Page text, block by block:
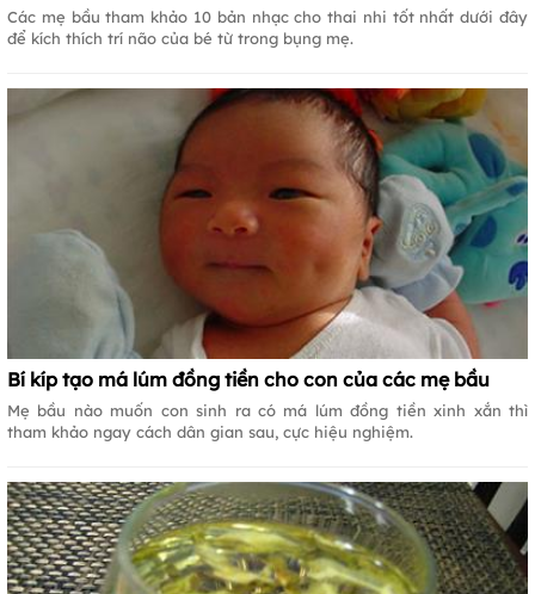
Các mẹ bầu tham khảo 10 bản nhạc cho thai nhi tốt nhất dưới đây
để kích thích trí não của bé từ trong bụng mẹ.
Bí kíp tạo má lúm đồng tiền cho con của các mẹ bầu
Mẹ bầu nào muốn con sinh ra có má lúm đồng tiền xinh xắn thì
tham khảo ngay cách dân gian sau, cực hiệu nghiệm.